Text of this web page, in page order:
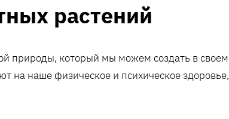
растений
природы, который мы можем создать в своем
на наше физическое и психическое здоровье,